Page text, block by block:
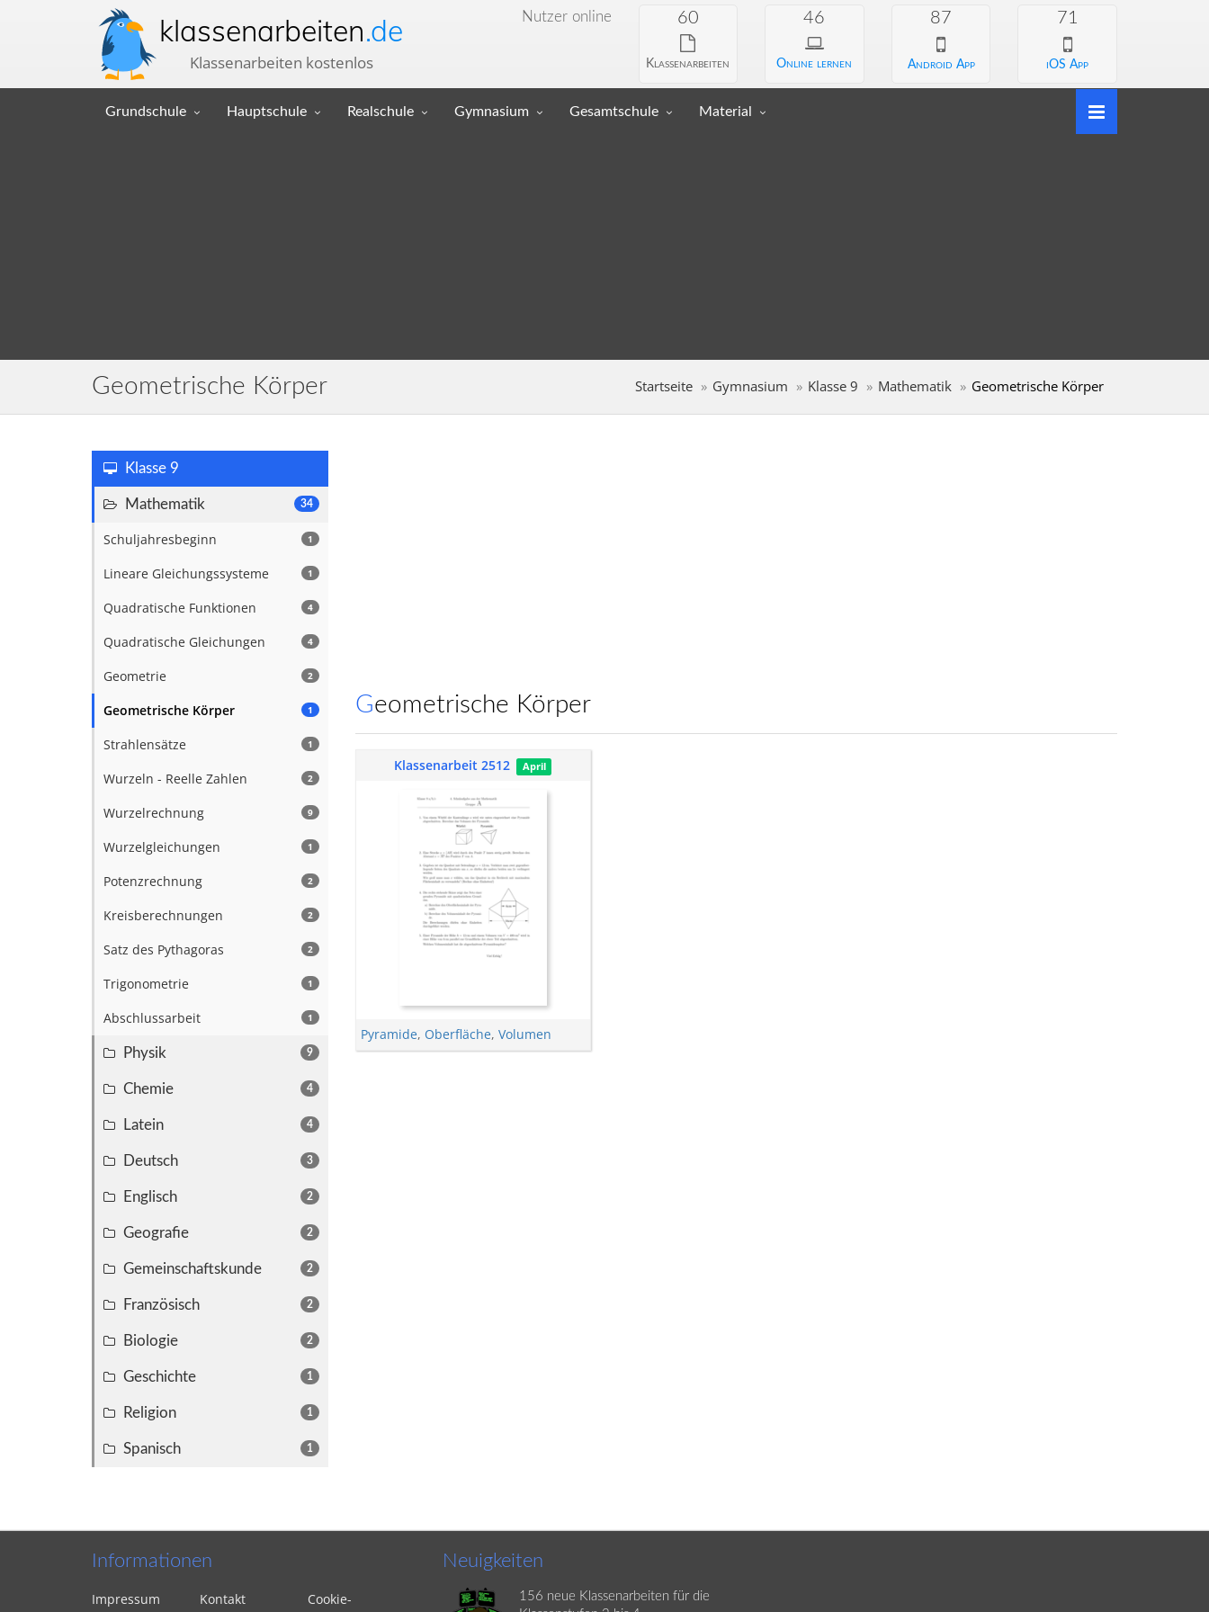
klassenarbeiten.de
Klassenarbeiten kostenlos
Nutzer online 60
Klassenarbeiten
46
Online lernen
87
Android App
71
iOS App
Grundschule Hauptschule Realschule Gymnasium Gesamtschule Material
Geometrische Körper Startseite Gymnasium Klasse 9 Mathematik Geometrische Körper
Klasse 9
34
Mathematik
1
Schuljahresbeginn
1
Lineare Gleichungssysteme
4
Quadratische Funktionen
4
Quadratische Gleichungen
2
Geometrie
1
Geometrische Körper
1
Strahlensätze
2
Wurzeln - Reelle Zahlen
9
Wurzelrechnung
1
Wurzelgleichungen
2
Potenzrechnung
2
Kreisberechnungen
2
Satz des Pythagoras
1
Trigonometrie
1
Abschlussarbeit
9
Physik
4
Chemie
4
Latein
3
Deutsch
2
Englisch
2
Geografie
2
Gemeinschaftskunde
2
Französisch
2
Biologie
1
Geschichte
1
Religion
1
Spanisch
Geometrische Körper
Klassenarbeit 2512 April
Pyramide, Oberfläche, Volumen
Informationen
Impressum Kontakt Cookie-
Neuigkeiten
156 neue Klassenarbeiten für die